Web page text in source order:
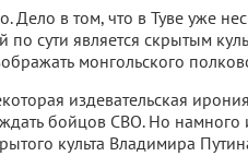
Дело в том, что в Туве уже
по сути является скрытым
монгольского
издевательская
бойцов СВО. Но
культа Владимира